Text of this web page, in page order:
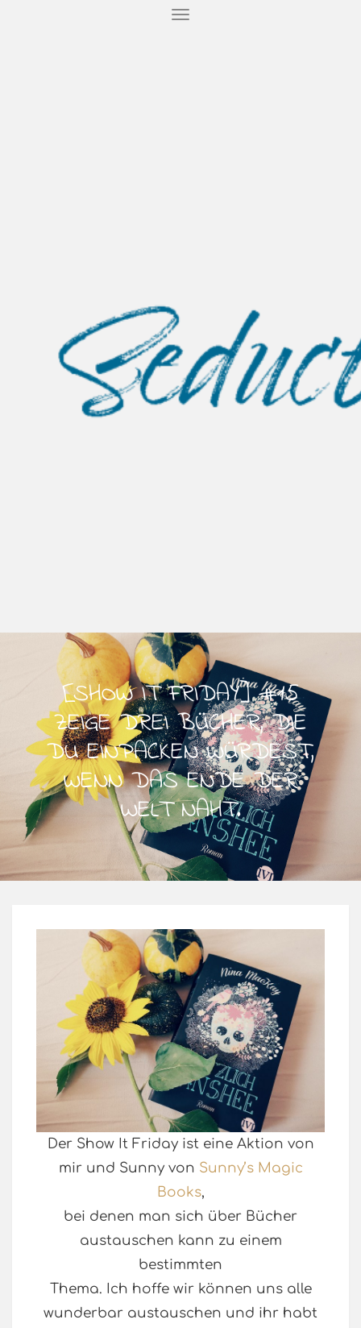
T
[SHOW IT FRIDAY] #15
ZEIGE DREI BÜCHER, DIE
DU EINPACKEN WÜRDEST,
WENN DAS ENDE DER
WELT NAHT.
Der Show It Friday ist eine Aktion von
mir und Sunny von Sunny’s Magic
Books,
bei denen man sich über Bücher
austauschen kann zu einem
bestimmten
Thema. Ich hoffe wir können uns alle
wunderbar austauschen und ihr habt